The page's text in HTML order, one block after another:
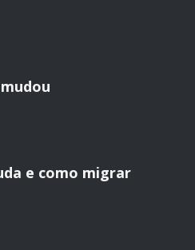
e como migrar